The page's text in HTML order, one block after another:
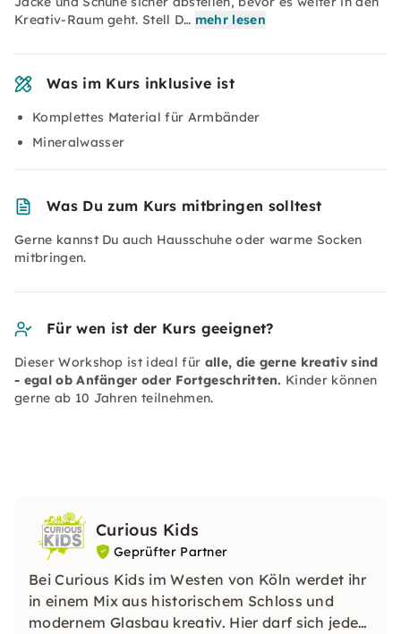
Kreativ-Raum geht. Stell D… mehr lesen
Was im Kurs inklusive ist
Komplettes Material für Armbänder
Mineralwasser
Was Du zum Kurs mitbringen solltest
Gerne kannst Du auch Hausschuhe oder warme Socken
mitbringen.
Für wen ist der Kurs geeignet?
Dieser Workshop ist ideal für alle, die gerne kreativ sind
- egal ob Anfänger oder Fortgeschritten. Kinder können
gerne ab 10 Jahren teilnehmen.
Curious Kids
Geprüfter Partner
Bei Curious Kids im Westen von Köln werdet ihr
in einem Mix aus historischem Schloss und
modernem Glasbau kreativ. Hier darf sich jeder